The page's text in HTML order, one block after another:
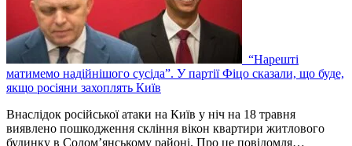
“Нарешті
матимемо надійнішого сусіда”. У партії Фіцо сказали, що буде,
якщо росіяни захоплять Київ
Внаслідок російської атаки на Київ у ніч на 18 травня
виявлено пошкодження скління вікон квартири житлового
будинку в Соломʼянському районі. Про це повідомля…